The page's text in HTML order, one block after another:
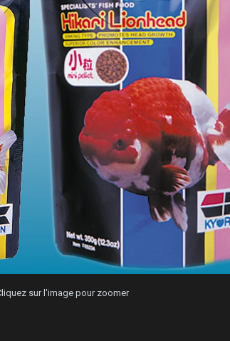
sur l'image pour zoomer